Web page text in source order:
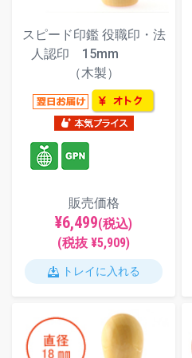
スピード印鑑 役職印・法
人認印 15mm
（木製）
販売価格
¥6,499(税込)
(税抜 ¥5,909)
トレイに入れる